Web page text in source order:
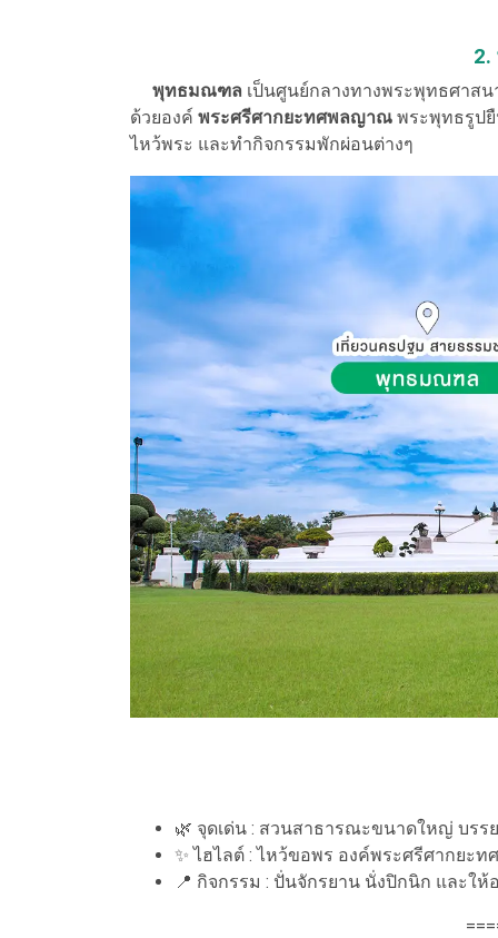
พุทธมณฑล เป็นศูนย์กลางทางพระพุทธศาส
ด้วยองค์ พระศรีศากยะทศพลญาณ พระพุทธรูป
ไหว้พระ และทำกิจกรรมพักผ่อนต่างๆ
🌿 จุดเด่น : สวนสาธารณะขนาดใหญ่ บรร
✨ ไฮไลต์ : ไหว้ขอพร องค์พระศรีศากยะ
📍 กิจกรรม : ปั่นจักรยาน นั่งปิกนิก และให้